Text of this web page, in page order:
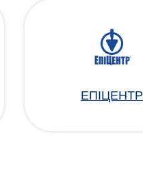
ЕПІЦЕНТР